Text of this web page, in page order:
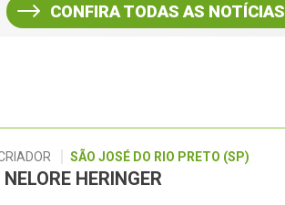
CONFIRA TODAS AS NOTÍCIAS
SÃO JOSÉ DO RIO PRETO (SP)
HERINGER